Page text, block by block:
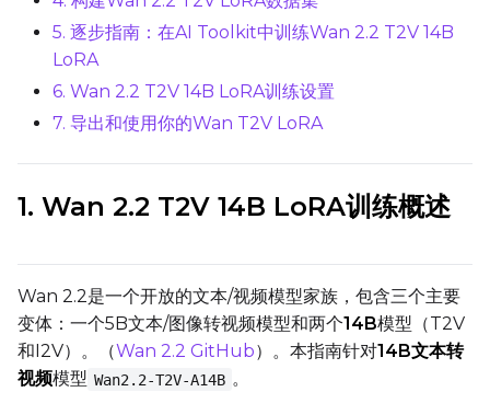
SAVE
BF16
Save Every
Max Step Saves to Keep
TRAINING
5. 逐步指南：在AI Toolkit中训练Wan 2.2 T2V 14B
LoRA
6. Wan 2.2 T2V 14B LoRA训练设置
7. 导出和使用你的Wan T2V LoRA
1. Wan 2.2 T2V 14B LoRA训练概述
Wan 2.2是一个开放的文本/视频模型家族，包含三个主要
变体：一个5B文本/图像转视频模型和两个14B模型（T2V
和I2V）。（Wan 2.2 GitHub）。本指南针对14B文本转
视频模型 Wan2.2‑T2V‑A14B 。